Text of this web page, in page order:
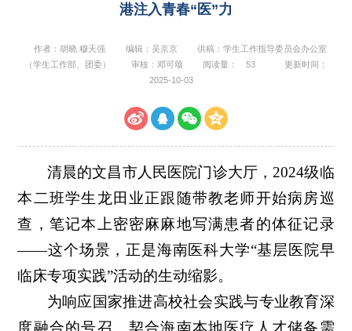
港注入青春“医”力
作者：胡晓 穆天强 编辑：吴京京
供稿：学生工作指导委员会办公室
（学生工作部、团委）
审核：邓可颂 阅读量： 53
更新时间：
2025-10-03
清晨的文昌市人民医院门诊大厅，2024级临
本二班学生龙田业正跟随带教老师开始病房巡
查，笔记本上密密麻麻地写满患者的体征记录
——这个场景，正是海南医科大学“基层医院早
临床专项实践”活动的生动缩影。
为响应国家推进高校社会实践与专业教育深
度融合的号召、契合海南本地医疗人才储备需